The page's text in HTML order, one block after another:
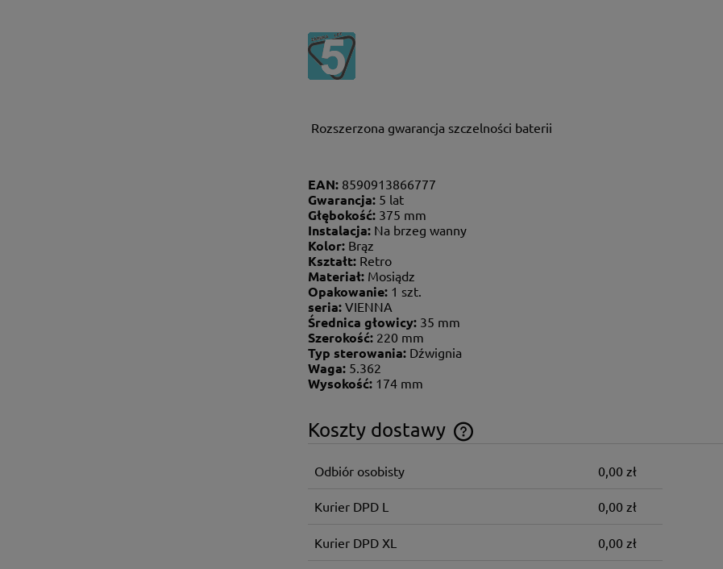
Rozszerzona gwarancja szczelności baterii
EAN: 8590913866777
Gwarancja: 5 lat
Głębokość: 375 mm
Instalacja: Na brzeg wanny
Kolor: Brąz
Kształt: Retro
Materiał: Mosiądz
Opakowanie: 1 szt.
seria: VIENNA
Średnica głowicy: 35 mm
Szerokość: 220 mm
Typ sterowania: Dźwignia
Waga: 5.362
Wysokość: 174 mm
Koszty dostawy
Cena nie zawiera ewentualnych kosztów
Odbiór osobisty 0,00 zł
Kurier DPD L 0,00 zł
Kurier DPD XL 0,00 zł